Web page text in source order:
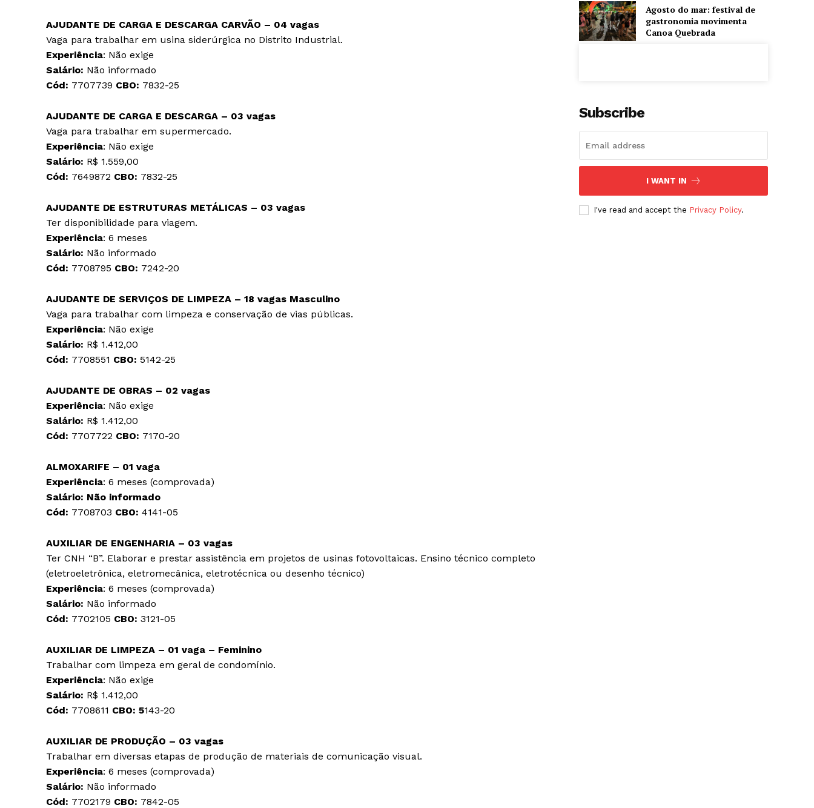
AJUDANTE DE CARGA E DESCARGA CARVÃO – 04 vagas
Vaga para trabalhar em usina siderúrgica no Distrito Industrial.
Experiência: Não exige
Salário: Não informado
Cód: 7707739 CBO: 7832-25
AJUDANTE DE CARGA E DESCARGA – 03 vagas
Vaga para trabalhar em supermercado.
Experiência: Não exige
Salário: R$ 1.559,00
Cód: 7649872 CBO: 7832-25
AJUDANTE DE ESTRUTURAS METÁLICAS – 03 vagas
Ter disponibilidade para viagem.
Experiência: 6 meses
Salário: Não informado
Cód: 7708795 CBO: 7242-20
AJUDANTE DE SERVIÇOS DE LIMPEZA – 18 vagas Masculino
Vaga para trabalhar com limpeza e conservação de vias públicas.
Experiência: Não exige
Salário: R$ 1.412,00
Cód: 7708551 CBO: 5142-25
AJUDANTE DE OBRAS – 02 vagas
Experiência: Não exige
Salário: R$ 1.412,00
Cód: 7707722 CBO: 7170-20
ALMOXARIFE – 01 vaga
Experiência: 6 meses (comprovada)
Salário: Não informado
Cód: 7708703 CBO: 4141-05
AUXILIAR DE ENGENHARIA – 03 vagas
Ter CNH “B”. Elaborar e prestar assistência em projetos de usinas fotovoltaicas. Ensino técnico completo
(eletroeletrônica, eletromecânica, eletrotécnica ou desenho técnico)
Experiência: 6 meses (comprovada)
Salário: Não informado
Cód: 7702105 CBO: 3121-05
AUXILIAR DE LIMPEZA – 01 vaga – Feminino
Trabalhar com limpeza em geral de condomínio.
Experiência: Não exige
Salário: R$ 1.412,00
Cód: 7708611 CBO: 5143-20
AUXILIAR DE PRODUÇÃO – 03 vagas
Trabalhar em diversas etapas de produção de materiais de comunicação visual.
Experiência: 6 meses (comprovada)
Salário: Não informado
Cód: 7702179 CBO: 7842-05
Agosto do mar: festival de
gastronomia movimenta
Canoa Quebrada
Subscribe
I WANT IN
I've read and accept the Privacy Policy.